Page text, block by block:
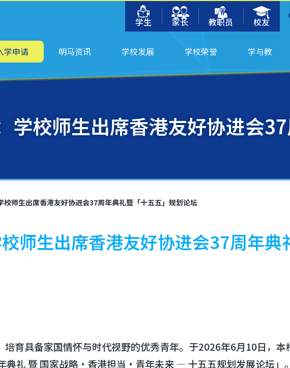
学生
家长 教职员 校友
学申请 明马资讯 学校发展 学校荣誉 学与教
学校师生出席香港友好协进会
师生出席香港友好协进会37周年典礼暨「十五五」规划论坛
师生出席香港友好协进会37周年典
育具备家国情怀与时代视野的优秀青年。于2026年6月10日，
典礼 暨 国家战略·香港担当·青年未来 — 十五五规划发展论坛」。